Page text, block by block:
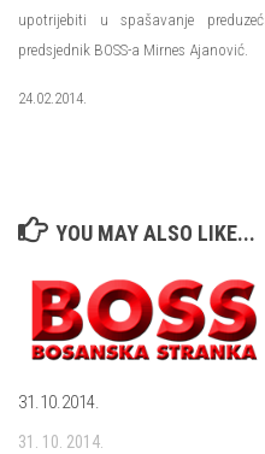
upotrijebiti u spašavanje
predsjednik BOSS-a Mirnes Ajanović.
24.02.2014.
YOU MAY ALSO LIKE...
31.10.2014.
31. 10. 2014.